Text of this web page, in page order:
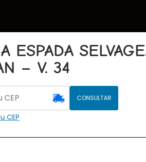
ESPADA
– V. 34
CONSULTAR
CEP